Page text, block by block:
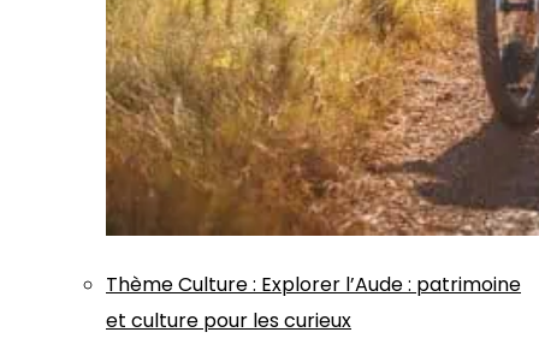
ThèmeCulture: Explorer l’Aude : patrimoine
et culture pour les curieux